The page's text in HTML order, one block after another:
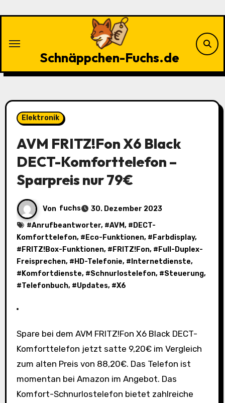
Schnäppchen-Fuchs.de
Elektronik
AVM FRITZ!Fon X6 Black
DECT-Komforttelefon –
Sparpreis nur 79€
Von fuchs
30. Dezember 2023
#Anrufbeantworter, #AVM, # DECT-
Komforttelefon, # Eco-Funktionen, # Farbdisplay,
# FRITZ!Box-Funktionen, # FRITZ!Fon, # Full-Duplex-
Freisprechen, # HD-Telefonie, # Internetdienste,
# Komfortdienste, #Schnurlostelefon, #Steuerung,
#Telefonbuch, #Updates, #X6
Spare bei dem AVM FRITZ!Fon X6 Black DECT-
Komforttelefon jetzt satte 9,20€ im Vergleich
zum alten Preis von 88,20€. Das Telefon ist
momentan bei Amazon im Angebot. Das
Komfort-Schnurlostelefon bietet zahlreiche